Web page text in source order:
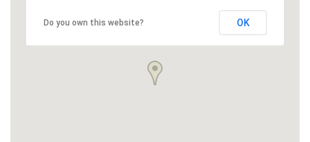
Do you own this website? OK